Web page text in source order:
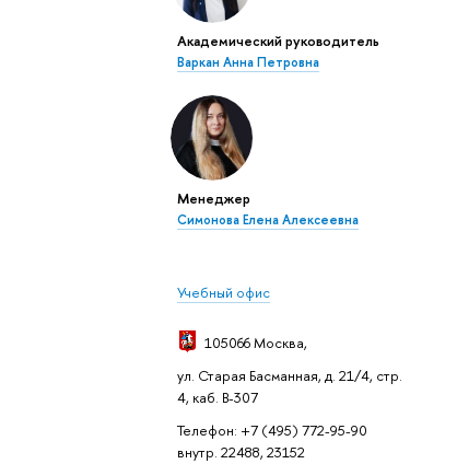
Академический руководитель
Варкан Анна Петровна
Менеджер
Симонова Елена Алексеевна
Учебный офис
105066 Москва,
ул. Старая Басманная, д. 21/4, стр.
4, каб. В-307
Телефон: +7 (495) 772-95-90
внутр. 22488, 23152